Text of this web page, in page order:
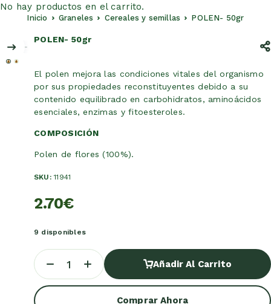
No hay productos en el carrito.
Inicio Graneles Cereales y semillas POLEN- 50gr
POLEN- 50gr
El polen mejora las condiciones vitales del organismo
por sus propiedades reconstituyentes debido a su
contenido equilibrado en carbohidratos, aminoácidos
esenciales, enzimas y fitoesteroles.
COMPOSICIÓN
Polen de flores (100%).
SKU:11941
2.70€
9 disponibles
Añadir Al Carrito
Comprar Ahora